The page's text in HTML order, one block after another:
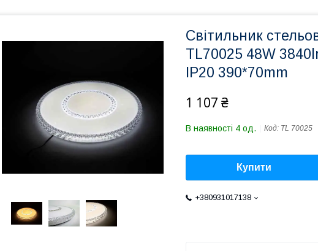
Світильник
TL70025 48W
IP20 390*70mm
1 107 ₴
В наявності 4 од. Код: TL 70025
Купити
+380931017138